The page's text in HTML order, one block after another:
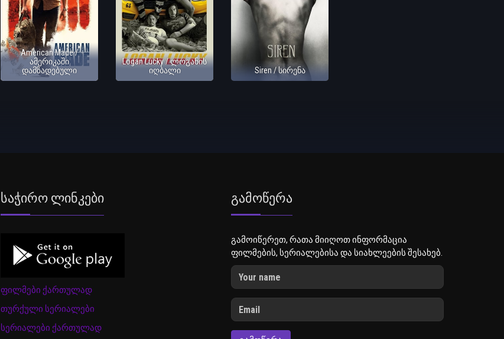
American Made /
ამერიკაში
დამზადებული
Logan Lucky / ლოგანის
იღბალი
Siren / სირენა
Საჭირო Ლინკები
ფილმები ქართულად
თურქული სერიალები
სერიალები ქართულად
Გამოწერა
გამოიწერეთ, რათა მიიღოთ ინფორმაცია
ფილმების, სერიალებისა და სიახლეების შესახებ.